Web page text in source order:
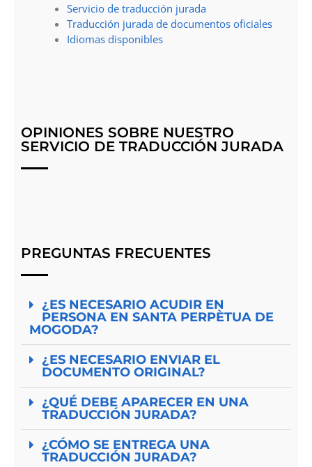
Servicio de traducción jurada
Traducción jurada de documentos oficiales
Idiomas disponibles
OPINIONES SOBRE NUESTRO
SERVICIO DE TRADUCCIÓN JURADA
PREGUNTAS FRECUENTES
¿ES NECESARIO ACUDIR EN
PERSONA EN SANTA PERPÈTUA DE
MOGODA?
¿ES NECESARIO ENVIAR EL
DOCUMENTO ORIGINAL?
¿QUÉ DEBE APARECER EN UNA
TRADUCCIÓN JURADA?
¿CÓMO SE ENTREGA UNA
TRADUCCIÓN JURADA?